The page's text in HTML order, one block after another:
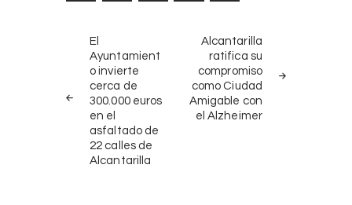
Navegación
de
entradas
NOTICIAS
ANTERIORES
El
Ayuntamient
o invierte
cerca de
300.000 euros
en el
asfaltado de
22 calles de
Alcantarilla
Alcantarilla
ratifica su
compromiso
como Ciudad
Amigable con
el Alzheimer